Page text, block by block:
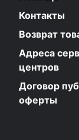
Контакты
Возврат
Адреса
центров
Договор
оферты